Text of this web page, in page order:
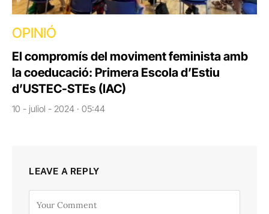
OPINIÓ
El compromís del moviment feminista amb
la coeducació: Primera Escola d’Estiu
d’USTEC-STEs (IAC)
10 - juliol - 2024 · 05:44
LEAVE A REPLY